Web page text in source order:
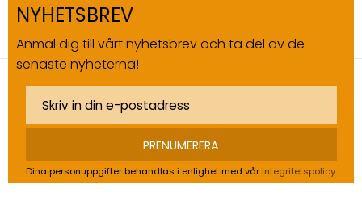
NYHETSBREV
Anmäl dig till vårt nyhetsbrev och ta del av de
senaste nyheterna!
PRENUMERERA
Dina personuppgifter behandlas i enlighet med vår integritetspolicy.